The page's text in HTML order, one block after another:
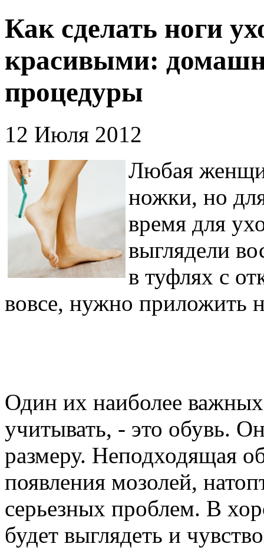
Как сделать ноги
красивыми:
процедуры
12 Июля 2012
Любая
ножки, но
время для
выглядели
в туфлях с
вовсе, нужно приложить
Один их наиболее
учитывать, - это обувь.
размеру. Неподходящая
появления мозолей,
серьезных проблем. В
будет выглядеть и